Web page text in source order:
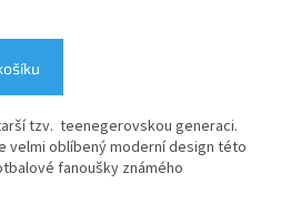
tzv. teenegerovskou generaci.
velmi oblíbený moderní design této
fanoušky známého